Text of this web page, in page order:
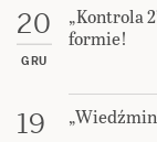
20
GRU
„Kontrola
formie!
19